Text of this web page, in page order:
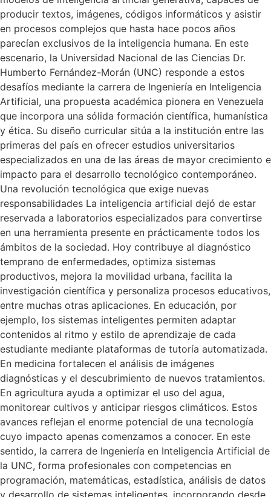
producir textos, imágenes, códigos informáticos y asistir
en procesos complejos que hasta hace pocos años
parecían exclusivos de la inteligencia humana. En este
escenario, la Universidad Nacional de las Ciencias Dr.
Humberto Fernández-Morán (UNC) responde a estos
desafíos mediante la carrera de Ingeniería en Inteligencia
Artificial, una propuesta académica pionera en Venezuela
que incorpora una sólida formación científica, humanística
y ética. Su diseño curricular sitúa a la institución entre las
primeras del país en ofrecer estudios universitarios
especializados en una de las áreas de mayor crecimiento e
impacto para el desarrollo tecnológico contemporáneo.
Una revolución tecnológica que exige nuevas
responsabilidades La inteligencia artificial dejó de estar
reservada a laboratorios especializados para convertirse
en una herramienta presente en prácticamente todos los
ámbitos de la sociedad. Hoy contribuye al diagnóstico
temprano de enfermedades, optimiza sistemas
productivos, mejora la movilidad urbana, facilita la
investigación científica y personaliza procesos educativos,
entre muchas otras aplicaciones. En educación, por
ejemplo, los sistemas inteligentes permiten adaptar
contenidos al ritmo y estilo de aprendizaje de cada
estudiante mediante plataformas de tutoría automatizada.
En medicina fortalecen el análisis de imágenes
diagnósticas y el descubrimiento de nuevos tratamientos.
En agricultura ayuda a optimizar el uso del agua,
monitorear cultivos y anticipar riesgos climáticos. Estos
avances reflejan el enorme potencial de una tecnología
cuyo impacto apenas comenzamos a conocer. En este
sentido, la carrera de Ingeniería en Inteligencia Artificial de
la UNC, forma profesionales con competencias en
programación, matemáticas, estadística, análisis de datos